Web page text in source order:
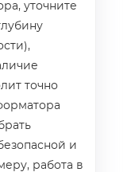
уточните
точно
и
работа в